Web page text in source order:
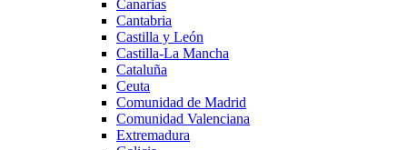
Canarias
Cantabria
Castilla y León
Castilla-La Mancha
Cataluña
Ceuta
Comunidad de Madrid
Comunidad Valenciana
Extremadura